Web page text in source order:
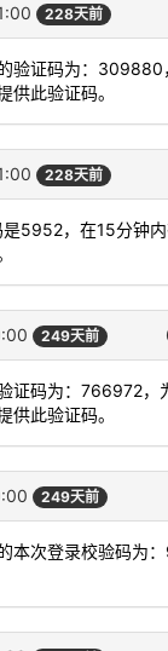
228天前
验证码为：
供此验证码。
228天前
是5952，在15分钟
249天前
证码为：766972，
供此验证码。
249天前
本次登录校验码为